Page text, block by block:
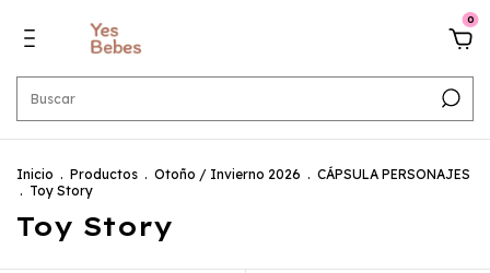
0
Inicio . Productos . Otoño / Invierno 2026 . CÁPSULA PERSONAJES
. Toy Story
Toy Story